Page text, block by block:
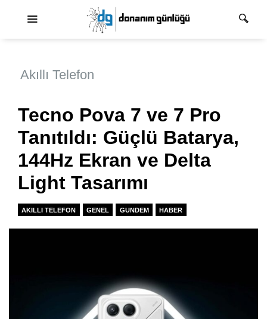
Akıllı Telefon
Tecno Pova 7 ve 7 Pro
Tanıtıldı: Güçlü Batarya,
144Hz Ekran ve Delta
Light Tasarımı
AKILLI TELEFON GENEL GUNDEM HABER